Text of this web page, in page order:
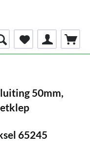
50mm,
65245